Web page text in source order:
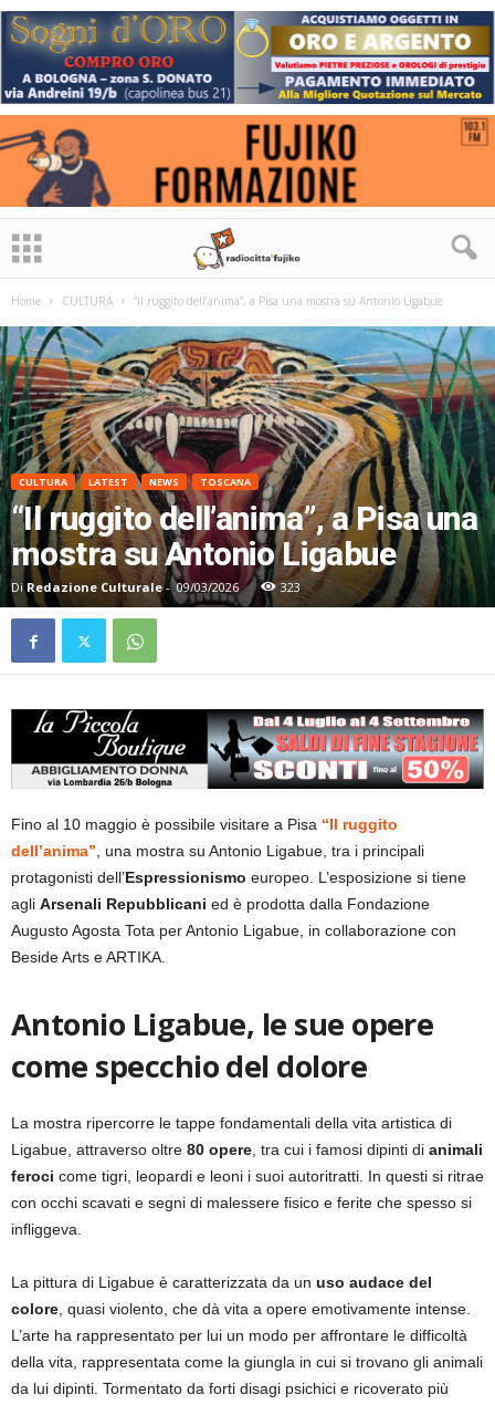
Home CULTURA “Il ruggito dell’anima”, a Pisa una mostra su Antonio Ligabue
CULTURA LATEST NEWS TOSCANA
“Il ruggito dell’anima”, a Pisa una
mostra su Antonio Ligabue
Di Redazione Culturale- 09/03/2026 323
Fino al 10 maggio è possibile visitare a Pisa “Il ruggito
dell’anima”, una mostra su Antonio Ligabue, tra i principali
protagonisti dell’Espressionismo europeo. L’esposizione si tiene
agli Arsenali Repubblicani ed è prodotta dalla Fondazione
Augusto Agosta Tota per Antonio Ligabue, in collaborazione con
Beside Arts e ARTIKA.
Antonio Ligabue, le sue opere
come specchio del dolore
La mostra ripercorre le tappe fondamentali della vita artistica di
Ligabue, attraverso oltre 80 opere, tra cui i famosi dipinti di animali
feroci come tigri, leopardi e leoni i suoi autoritratti. In questi si ritrae
con occhi scavati e segni di malessere fisico e ferite che spesso si
infliggeva.
La pittura di Ligabue è caratterizzata da un uso audace del
colore, quasi violento, che dà vita a opere emotivamente intense.
L’arte ha rappresentato per lui un modo per affrontare le difficoltà
della vita, rappresentata come la giungla in cui si trovano gli animali
da lui dipinti. Tormentato da forti disagi psichici e ricoverato più